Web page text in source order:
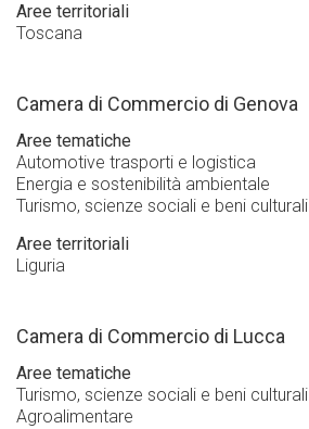
Aree territoriali
Toscana
Camera di Commercio di Genova
Aree tematiche
Automotive trasporti e logistica
Energia e sostenibilità ambientale
Turismo, scienze sociali e beni culturali
Aree territoriali
Liguria
Camera di Commercio di Lucca
Aree tematiche
Turismo, scienze sociali e beni culturali
Agroalimentare